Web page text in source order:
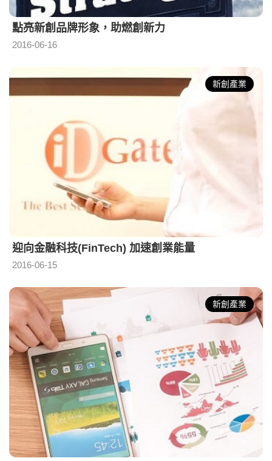
點亮新創品牌形象，助燃創新力
2016-06-16
新創產業
迎向金融科技(FinTech) 加速創業能量
2016-06-15
新創產業